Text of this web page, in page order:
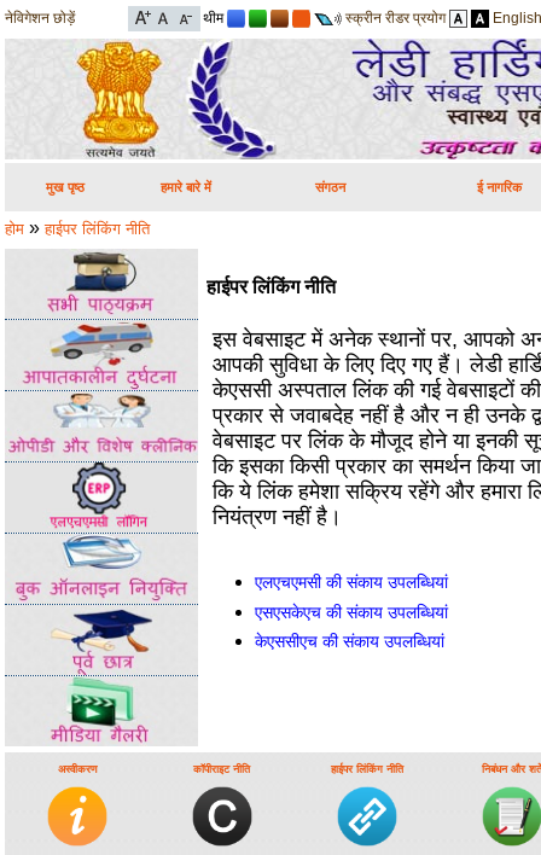
नेविगेशन छोड़ें थीम स्क्रीन रीडर प्रयोग English
मुख पृष्ठ हमारे बारे में संगठन ई नागरिक
होम »हाईपर लिंकिंग नीति
हाईपर लिंकिंग नीति
इस वेबसाइट में अनेक स्‍थानों पर, आपको
आपकी सुविधा के लिए दिए गए हैं। लेडी
केएससी अस्पताल लिंक की गई वेबसाइटों
प्रकार से जवाबदेह नहीं है और न ही उनके
वेबसाइट पर लिंक के मौजूद होने या इनकी
कि इसका किसी प्रकार का समर्थन किया
कि ये लिंक हमेशा सक्रिय रहेंगे और हमारा
नियंत्रण नहीं है।
एलएचएमसी की संकाय उपलब्धियां
एसएसकेएच की संकाय उपलब्धियां
केएससीएच की संकाय उपलब्धियां
अस्वीकरण कॉपीराइट नीति हाईपर लिंकिंग नीति निबंधन और शर्तें